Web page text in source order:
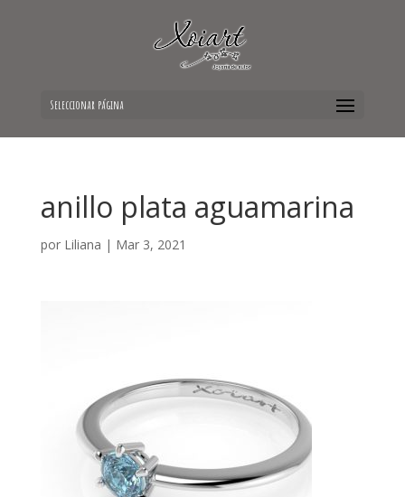
Seleccionar página
anillo plata aguamarina
por Liliana | Mar 3, 2021